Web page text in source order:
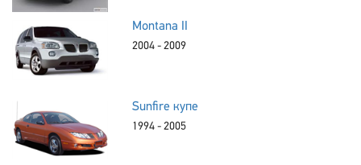
Montana II
2004 - 2009
Sunfire купе
1994 - 2005